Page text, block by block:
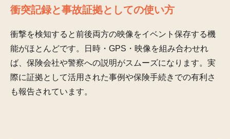
衝突記録と事故証拠としての使い方
衝撃を検知すると前後両方の映像をイベント保存する機
能がほとんどです。日時・GPS・映像を組み合わせれ
ば、保険会社や警察への説明がスムーズになります。実
際に証拠として活用された事例や保険手続きでの有利さ
も報告されています。